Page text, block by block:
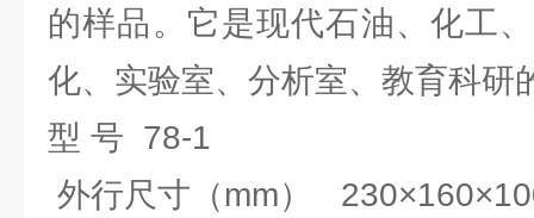
的样品。它是现代石油、化工
化、实验室、分析室、教育科研
型 号 78-1
外行尺寸（mm）